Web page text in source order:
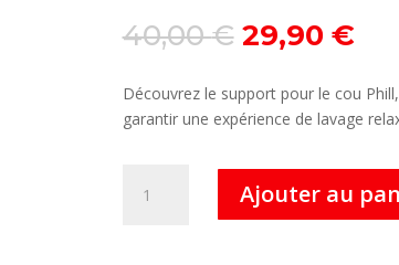
40,00€ Le
prix
initial
était :
40,00 €.
29,90 €Le
Découvrez le support pour le cou
garantir une expérience de lavage
Ajouter au